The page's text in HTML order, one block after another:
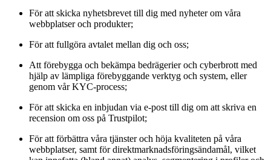
För att skicka nyhetsbrevet till dig med nyheter om våra
webbplatser och produkter;
För att fullgöra avtalet mellan dig och oss;
Att förebygga och bekämpa bedrägerier och cyberbrott med
hjälp av lämpliga förebyggande verktyg och system, eller
genom vår KYC-process;
För att skicka en inbjudan via e-post till dig om att skriva en
recension om oss på Trustpilot;
För att förbättra våra tjänster och höja kvaliteten på våra
webbplatser, samt för direktmarknadsföringsändamål, vilket